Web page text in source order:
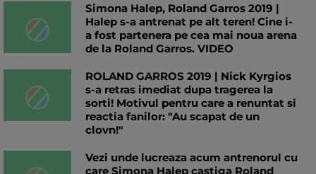
Simona Halep, Roland Garros 2019 |
Halep s-a antrenat pe alt teren! Cine i-
a fost partenera pe cea mai noua arena
de la Roland Garros. VIDEO
ROLAND GARROS 2019 | Nick Kyrgios
s-a retras imediat dupa tragerea la
sorti! Motivul pentru care a renuntat si
reactia fanilor: "Au scapat de un
clovn!"
Vezi unde lucreaza acum antrenorul cu
care Simona Halep castiga Roland